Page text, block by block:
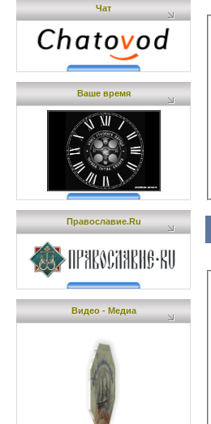
Чат
Ваше время
Православие.Ru
Видео - Медиа